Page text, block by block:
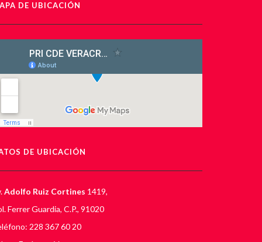
DE UBICACIÓN
DE UBICACIÓN
Adolfo Ruiz Cortines 1419,
Ferrer Guardia, C.P., 91020
228 367 60 20